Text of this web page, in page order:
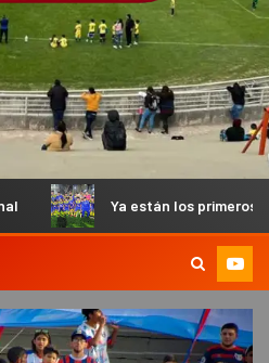
Ya están los primeros finalistas en el